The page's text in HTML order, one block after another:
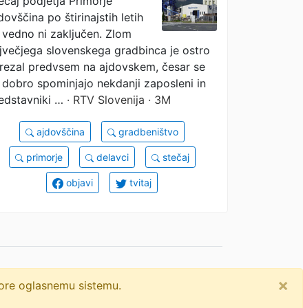
Primorje!"
po štirinajstih letih
vedno ni zaključen. Zlom
slovenskega gradbinca je ostro
predvsem na ajdovskem, česar se
dobro spominjajo nekdanji zaposleni in
… · RTV Slovenija · 3M
ajdovščina gradbeništvo
primorje delavci stečaj
objavi tvitaj
oglasnemu sistemu.
×